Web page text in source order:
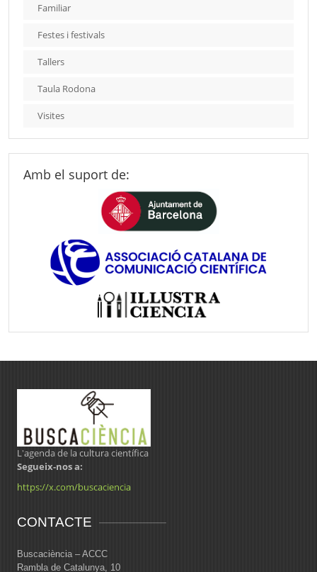
Familiar
Festes i festivals
Tallers
Taula Rodona
Visites
Amb el suport de:
L'agenda de la cultura científica
Segueix-nos a:
https://x.com/buscaciencia
CONTACTE
Buscaciència – ACCC
Rambla de Catalunya, 10